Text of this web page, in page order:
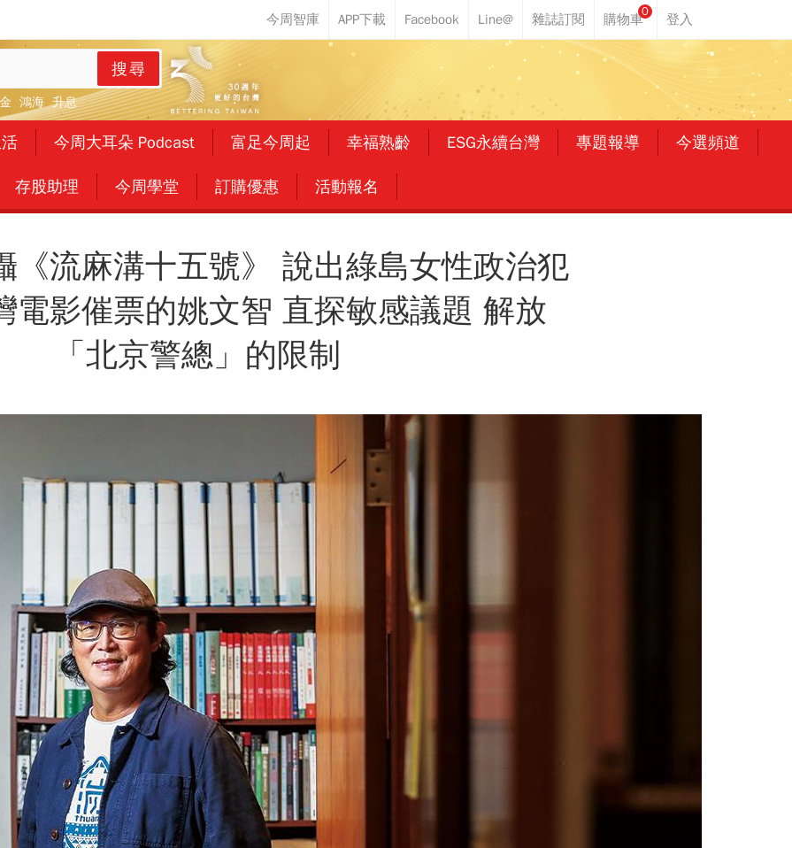
0
搜尋
鴻海 升息
今周大耳朵 Podcast 富足今周起 幸福熟齡 ESG永續台灣 專題報導 今選頻道
存股助理 今周學堂 訂購優惠 活動報名
《流麻溝十五號》 說出綠島女性政治犯
電影催票的姚文智 直探敏感議題 解放
「北京警總」的限制